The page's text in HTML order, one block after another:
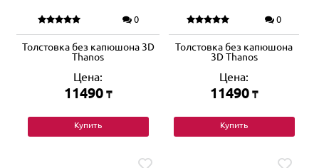
0
Толстовка без капюшона 3D
Thanos
Цена:
11490 ₸
Купить
0
Толстовка без капюшона
3D Thanos
Цена:
11490 ₸
Купить